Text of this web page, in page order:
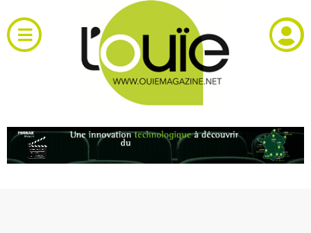
au
contenu
Toggle
Navigation
RH et emploi